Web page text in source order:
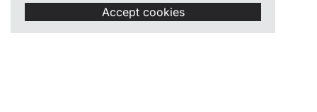
Accept cookies